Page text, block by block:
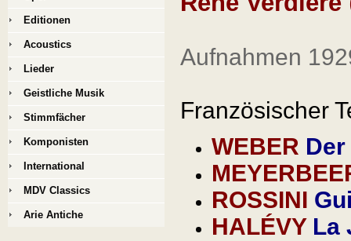
Aufnahmen
Französischer
WEBER
ROSSINI
HALÉVYLa
Editionen
Acoustics
Lieder
Geistliche Musik
Stimmfächer
Komponisten
International
MDV Classics
Arie Antiche